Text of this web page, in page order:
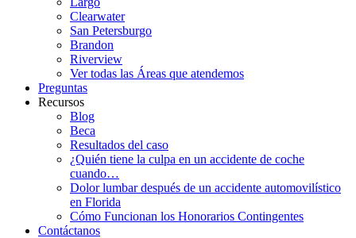
Clearwater
San Petersburgo
Brandon
Riverview
Ver todas las Áreas que atendemos
Preguntas
Recursos
Blog
Beca
Resultados del caso
¿Quién tiene la culpa en un accidente de coche
cuando…
Dolor lumbar después de un accidente automovilístico
en Florida
Cómo Funcionan los Honorarios Contingentes
Contáctanos